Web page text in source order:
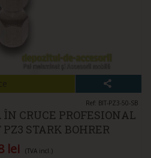
Ref: BIT-PZ3-50-SB
CRUCE PROFESIONAL
STARK BOHRER
lei (TVA incl.)